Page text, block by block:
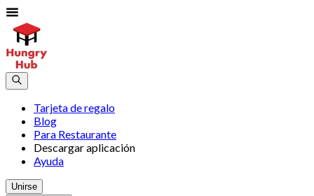
Tarjeta de regalo
Blog
Para Restaurante
Descargar aplicación
Ayuda
Unirse